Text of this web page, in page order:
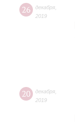
26 декабря
2019
20 декабря
2019